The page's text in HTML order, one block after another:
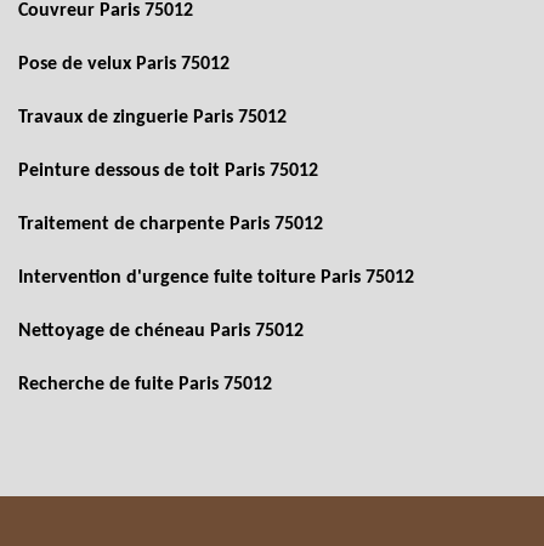
Couvreur Paris 75012
Pose de velux Paris 75012
Travaux de zinguerie Paris 75012
Peinture dessous de toit Paris 75012
Traitement de charpente Paris 75012
Intervention d'urgence fuite toiture Paris 75012
Nettoyage de chéneau Paris 75012
Recherche de fuite Paris 75012